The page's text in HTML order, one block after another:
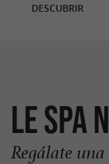
DESCUBRIR
Le Spa
Regálate